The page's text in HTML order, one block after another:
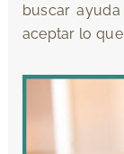
buscar
aceptar lo